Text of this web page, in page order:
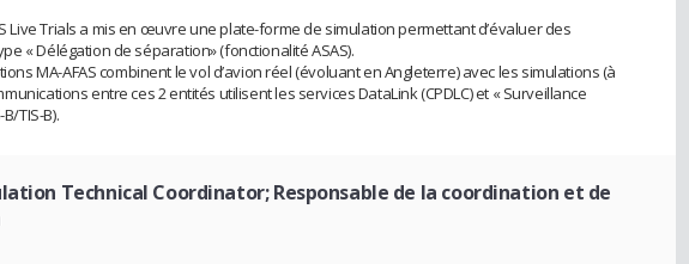
Live Trials a mis en œuvre une plate-forme de simulation permettant d’évaluer des
« Délégation de séparation» (fonctionalité ASAS).
MA-AFAS combinent le vol d’avion réel (évoluant en Angleterre) avec les simulations (à
entre ces 2 entités utilisent les services DataLink (CPDLC) et « Surveillance
TIS-B).
Technical Coordinator; Responsable de la coordination et de